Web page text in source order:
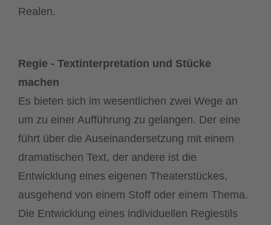
Realen.
Regie - Textinterpretation und Stücke
machen
Es bieten sich im wesentlichen zwei Wege an
um zu einer Aufführung zu gelangen. Der eine
führt über die Auseinandersetzung mit einem
dramatischen Text, der andere ist die
Entwicklung eines eigenen Theaterstückes,
ausgehend von einem Stoff oder einem Thema.
Die Entwicklung eines individuellen Regiestils